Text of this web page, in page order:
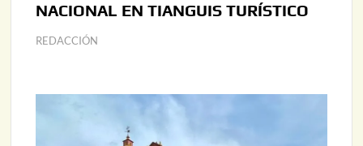
NACIONAL EN TIANGUIS TURÍSTICO
REDACCIÓN